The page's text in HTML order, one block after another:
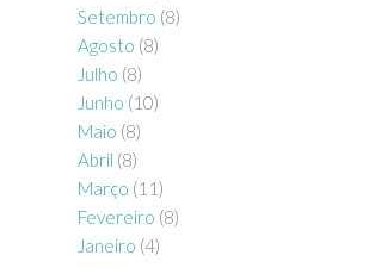
Setembro (8)
Agosto (8)
Julho (8)
Junho (10)
Maio (8)
Abril (8)
Março (11)
Fevereiro (8)
Janeiro (4)